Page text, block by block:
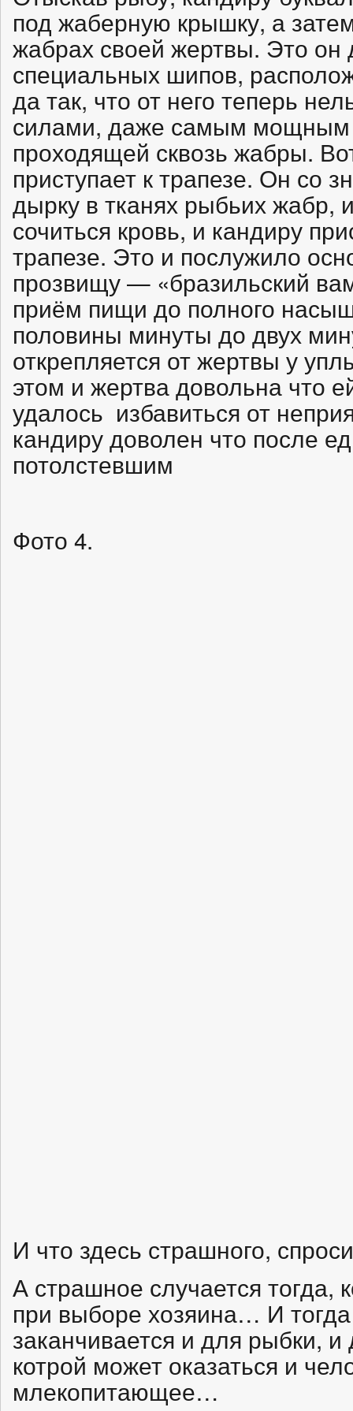
под жаберную крышку, а
жабрах своей жертвы. Это
специальных шипов,
да так, что от него теперь
силами, даже самым мощным
проходящей сквозь жабры.
приступает к трапезе. Он со
дырку в тканях рыбьих жабр,
сочиться кровь, и кандиру
трапезе. Это и послужило
прозвищу — «бразильский
приём пищи до полного
половины минуты до двух
открепляется от жертвы у
этом и жертва довольна что
удалось избавиться от
кандиру доволен что после
потолстевшим
Фото 4.
И что здесь страшного,
А страшное случается тогда,
при выборе хозяина… И
заканчивается и для рыбки,
котрой может оказаться и
млекопитающее…